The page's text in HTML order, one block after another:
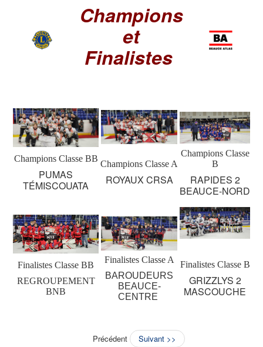
Champions
et
Finalistes
Champions Classe BB
PUMAS
TÉMISCOUATA
Champions Classe A
ROYAUX CRSA
Champions Classe
B
RAPIDES 2
BEAUCE-NORD
Finalistes Classe BB
REGROUPEMENT
BNB
Finalistes Classe A
BAROUDEURS
BEAUCE-
CENTRE
Finalistes Classe B
GRIZZLYS 2
MASCOUCHE
Précédent Suivant >>